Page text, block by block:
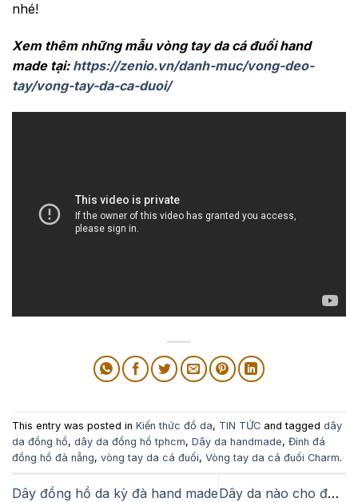
nhé!
Xem thêm những mẫu vòng tay da cá đuối hand
made tại: https://zenio.vn/danh-muc/vong-deo-
tay/vong-tay-da-ca-duoi/
This entry was posted in Kiến thức đồ da, TIN TỨC and tagged dây
da đồng hồ, dây da đồng hồ tphcm, Dây da handmade, Đính đá
đồng hồ đà nẵng, vòng tay da cá đuối, Vòng tay da cá đuối Charm.
Dây đồng hồ da kỳ đà hand made Dây da nào cho đồng hồ Diesel?